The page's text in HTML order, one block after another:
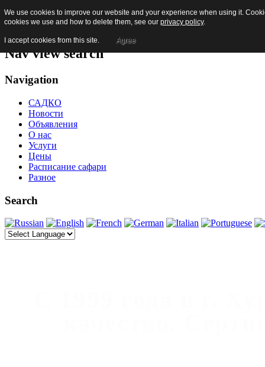
Skip to content
Jump to main navigation and login
Nav view search
Navigation
САДКО
Новости
Объявления
О нас
Услуги
Цены
Расписание сафари
Разное
Search
We use cookies to improve our website and your experience when using it.
cookies we use and how to delete them, see our privacy policy.
I accept cookies from this site. Agree